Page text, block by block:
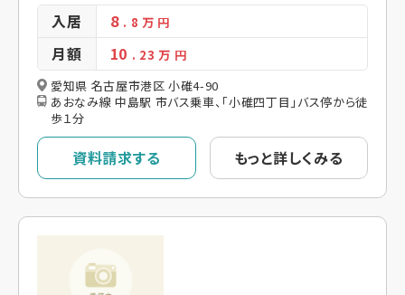
入居 8 . 8 万 円
月額 10 . 23万 円
愛知県 名古屋市港区 小碓4-90
あおなみ線 中島駅 市バス乗車、「小碓四丁目」バス停から徒
歩１分
資料請求する もっと詳しくみる